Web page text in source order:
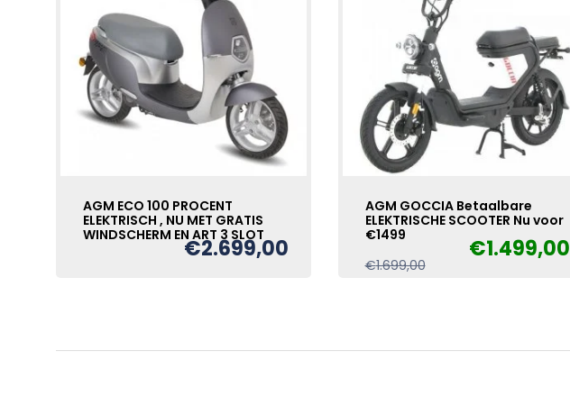
AGM ECO 100 PROCENT
ELEKTRISCH , NU MET GRATIS
WINDSCHERM EN ART 3 SLOT
€2.699,00
AGM GOCCIA Betaalbare
ELEKTRISCHE SCOOTER Nu voor
€1499
€1.699,00Oorspronkelijke
€1.499,00
Huidige